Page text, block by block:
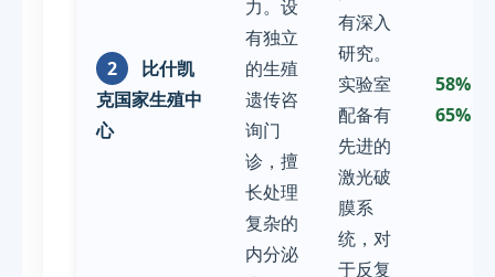
2
比什凯
克国家生殖中
心
力。设
有独立
的生殖
遗传咨
询门
诊，擅
长处理
复杂的
内分泌
有深入
研究。
实验室
配备有
先进的
激光破
膜系
统，对
于反复
58% -
65%